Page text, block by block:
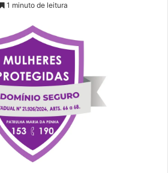
1 minuto de leitura